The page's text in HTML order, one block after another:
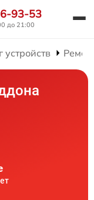
93-53
до 21:00
устройств